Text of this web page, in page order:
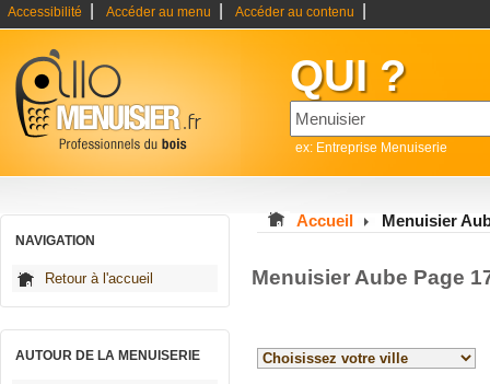
Accessibilité Accéder au menu Accéder au contenu
QUI ?
ex: Entreprise Menuiserie
NAVIGATION
Retour à l'accueil
AUTOUR DE LA MENUISERIE
Accueil Menuisier
Menuisier Aube Page